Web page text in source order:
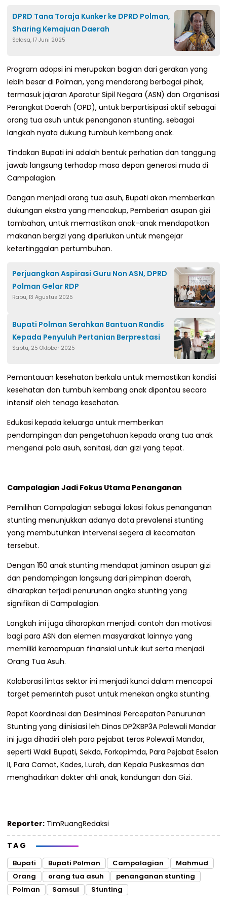
DPRD Tana Toraja Kunker ke DPRD Polman,
Sharing Kemajuan Daerah
Selasa, 17 Juni 2025
Program adopsi ini merupakan bagian dari gerakan yang
lebih besar di Polman, yang mendorong berbagai pihak,
termasuk jajaran Aparatur Sipil Negara (ASN) dan Organisasi
Perangkat Daerah (OPD), untuk berpartisipasi aktif sebagai
orang tua asuh untuk penanganan stunting, sebagai
langkah nyata dukung tumbuh kembang anak.
Tindakan Bupati ini adalah bentuk perhatian dan tanggung
jawab langsung terhadap masa depan generasi muda di
Campalagian.
Dengan menjadi orang tua asuh, Bupati akan memberikan
dukungan ekstra yang mencakup, Pemberian asupan gizi
tambahan, untuk memastikan anak-anak mendapatkan
makanan bergizi yang diperlukan untuk mengejar
ketertinggalan pertumbuhan.
Perjuangkan Aspirasi Guru Non ASN, DPRD
Polman Gelar RDP
Rabu, 13 Agustus 2025
Bupati Polman Serahkan Bantuan Randis
Kepada Penyuluh Pertanian Berprestasi
Sabtu, 25 Oktober 2025
Pemantauan kesehatan berkala untuk memastikan kondisi
kesehatan dan tumbuh kembang anak dipantau secara
intensif oleh tenaga kesehatan.
Edukasi kepada keluarga untuk memberikan
pendampingan dan pengetahuan kepada orang tua anak
mengenai pola asuh, sanitasi, dan gizi yang tepat.
Campalagian Jadi Fokus Utama Penanganan
Pemilihan Campalagian sebagai lokasi fokus penanganan
stunting menunjukkan adanya data prevalensi stunting
yang membutuhkan intervensi segera di kecamatan
tersebut.
Dengan 150 anak stunting mendapat jaminan asupan gizi
dan pendampingan langsung dari pimpinan daerah,
diharapkan terjadi penurunan angka stunting yang
signifikan di Campalagian.
Langkah ini juga diharapkan menjadi contoh dan motivasi
bagi para ASN dan elemen masyarakat lainnya yang
memiliki kemampuan finansial untuk ikut serta menjadi
Orang Tua Asuh.
Kolaborasi lintas sektor ini menjadi kunci dalam mencapai
target pemerintah pusat untuk menekan angka stunting.
Rapat Koordinasi dan Desiminasi Percepatan Penurunan
Stunting yang diinisiasi leh Dinas DP2KBP3A Polewali Mandar
ini juga dihadiri oleh para pejabat teras Polewali Mandar,
seperti Wakil Bupati, Sekda, Forkopimda, Para Pejabat Eselon
II, Para Camat, Kades, Lurah, dan Kepala Puskesmas dan
menghadirkan dokter ahli anak, kandungan dan Gizi.
Reporter: TimRuangRedaksi
TAG
Bupati Bupati Polman Campalagian
Mahmud
Orang
orang tua asuh
penanganan stunting
Polman
Samsul Stunting